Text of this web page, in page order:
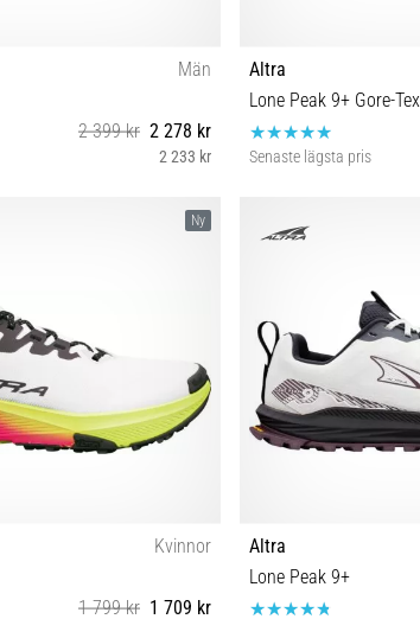
Män
2 399 kr 2 278 kr
2 233 kr
Altra
Lone Peak 9+ Gore-Tex
Senaste lägsta pris
Ny
Kvinnor
1 799 kr 1 709 kr
Altra
Lone Peak 9+